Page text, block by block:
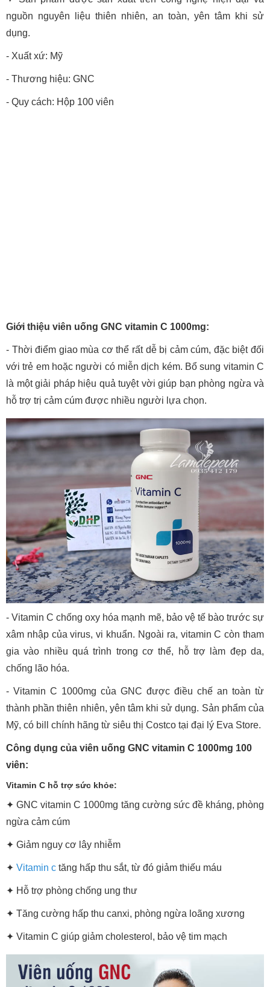
nguồn nguyên liệu thiên nhiên, an toàn, yên tâm khi sử
dụng.
- Xuất xứ: Mỹ
- Thương hiệu: GNC
- Quy cách: Hộp 100 viên
Giới thiệu viên uống GNC vitamin C 1000mg:
- Thời điểm giao mùa cơ thể rất dễ bị cảm cúm, đặc biệt đối
với trẻ em hoặc người có miễn dịch kém. Bổ sung vitamin C
là một giải pháp hiệu quả tuyệt vời giúp bạn phòng ngừa và
hỗ trợ trị cảm cúm được nhiều người lựa chọn.
- Vitamin C chống oxy hóa mạnh mẽ, bảo vệ tế bào trước sự
xâm nhập của virus, vi khuẩn. Ngoài ra, vitamin C còn tham
gia vào nhiều quá trình trong cơ thể, hỗ trợ làm đẹp da,
chống lão hóa.
- Vitamin C 1000mg của GNC được điều chế an toàn từ
thành phần thiên nhiên, yên tâm khi sử dụng. Sản phẩm của
Mỹ, có bill chính hãng từ siêu thị Costco tại đại lý Eva Store.
Công dụng của viên uống GNC vitamin C 1000mg 100
viên:
Vitamin C hỗ trợ sức khỏe:
✦ GNC vitamin C 1000mg tăng cường sức đề kháng, phòng
ngừa cảm cúm
✦ Giảm nguy cơ lây nhiễm
✦ Vitamin c tăng hấp thu sắt, từ đó giảm thiếu máu
✦ Hỗ trợ phòng chống ung thư
✦ Tăng cường hấp thu canxi, phòng ngừa loãng xương
✦ Vitamin C giúp giảm cholesterol, bảo vệ tim mạch